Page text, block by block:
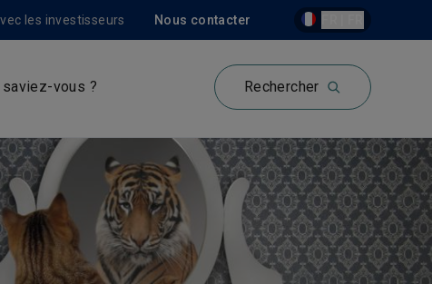
Nous contacter
les investisseurs
saviez-vous ? Rechercher